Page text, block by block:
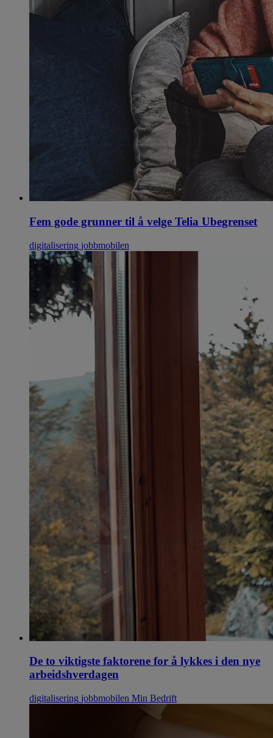
Fem gode grunner til å velge Telia Ubegrenset
digitalisering jobbmobilen
De to viktigste faktorene for å lykkes i den nye
arbeidshverdagen
digitalisering jobbmobilen Min Bedrift